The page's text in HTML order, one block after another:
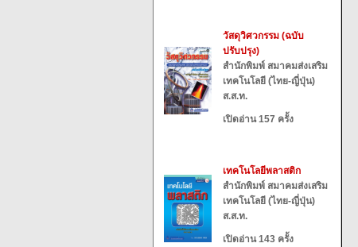
วัสดุวิศวกรรม (ฉบับ
ปรับปรุง)
สำนักพิมพ์ สมาคมส่งเสริม
เทคโนโลยี (ไทย-ญี่ปุ่น)
ส.ส.ท.
เปิดอ่าน 157 ครั้ง
เทคโนโลยีพลาสติก
สำนักพิมพ์ สมาคมส่งเสริม
เทคโนโลยี (ไทย-ญี่ปุ่น)
ส.ส.ท.
เปิดอ่าน 143 ครั้ง